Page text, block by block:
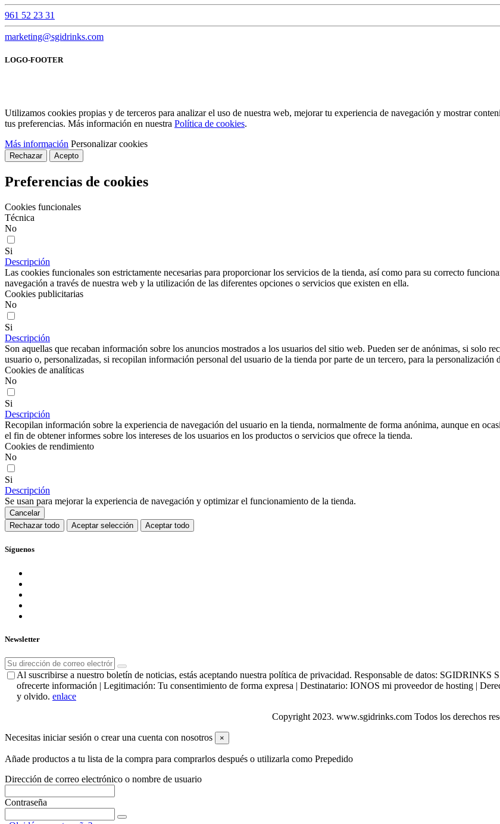
961 52 23 31
marketing@sgidrinks.com
LOGO-FOOTER
Utilizamos cookies propias y de terceros para analizar el uso de nuestra web, mejorar tu experiencia de navegación y mostrar
tus preferencias. Más información en nuestra Política de cookies.
Más información Personalizar cookies
Rechazar Acepto
Preferencias de cookies
Cookies funcionales
Técnica
No
Si
Descripción
Las cookies funcionales son estrictamente necesarias para proporcionar los servicios de la tienda, así como para su correcto
navegación a través de nuestra web y la utilización de las diferentes opciones o servicios que existen en ella.
Cookies publicitarias
No
Si
Descripción
Son aquellas que recaban información sobre los anuncios mostrados a los usuarios del sitio web. Pueden ser de anónimas, si solo
usuario o, personalizadas, si recopilan información personal del usuario de la tienda por parte de un tercero, para la personalización
Cookies de analíticas
No
Si
Descripción
Recopilan información sobre la experiencia de navegación del usuario en la tienda, normalmente de forma anónima, aunque en
el fin de obtener informes sobre los intereses de los usuarios en los productos o servicios que ofrece la tienda.
Cookies de rendimiento
No
Si
Descripción
Se usan para mejorar la experiencia de navegación y optimizar el funcionamiento de la tienda.
Cancelar
Rechazar todo
Aceptar selección Aceptar todo
Síguenos
Newsletter
Al suscribirse a nuestro boletín de noticias, estás aceptando nuestra política de privacidad. Responsable de datos:
ofrecerte información | Legitimación: Tu consentimiento de forma expresa | Destinatario: IONOS mi proveedor de hosting |
y olvido. enlace
Copyright 2023. www.sgidrinks.com Todos los derechos
Necesitas iniciar sesión o crear una cuenta con nosotros ×
Añade productos a tu lista de la compra para comprarlos después o utilizarla como Prepedido
Dirección de correo electrónico o nombre de usuario
Contraseña